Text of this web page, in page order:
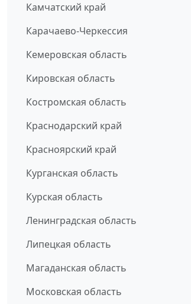
Камчатский край
Карачаево-Черкессия
Кемеровская область
Кировская область
Костромская область
Краснодарский край
Красноярский край
Курганская область
Курская область
Ленинградская область
Липецкая область
Магаданская область
Московская область